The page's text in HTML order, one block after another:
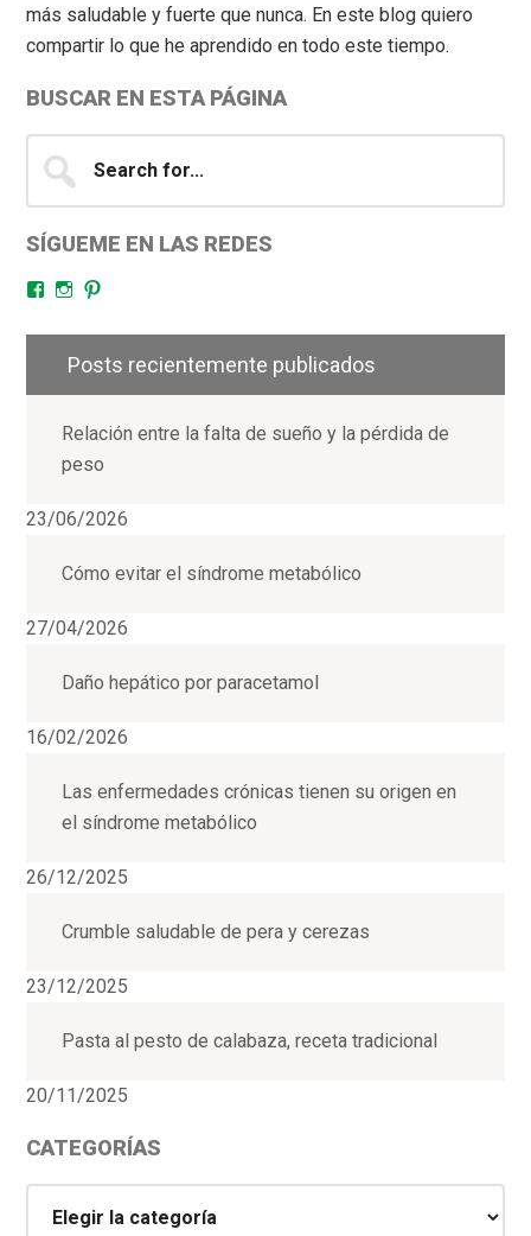
más saludable y fuerte que nunca. En este blog quiero
compartir lo que he aprendido en todo este tiempo.
BUSCAR EN ESTA PÁGINA
for...
SÍGUEME EN LAS REDES
FacebookInstagram
Posts recientemente publicados
Relación entre la falta de sueño y la pérdida de
peso
23/06/2026
Cómo evitar el síndrome metabólico
27/04/2026
Daño hepático por paracetamol
16/02/2026
Las enfermedades crónicas tienen su origen en
el síndrome metabólico
26/12/2025
Crumble saludable de pera y cerezas
23/12/2025
Pasta al pesto de calabaza, receta tradicional
20/11/2025
CATEGORÍAS